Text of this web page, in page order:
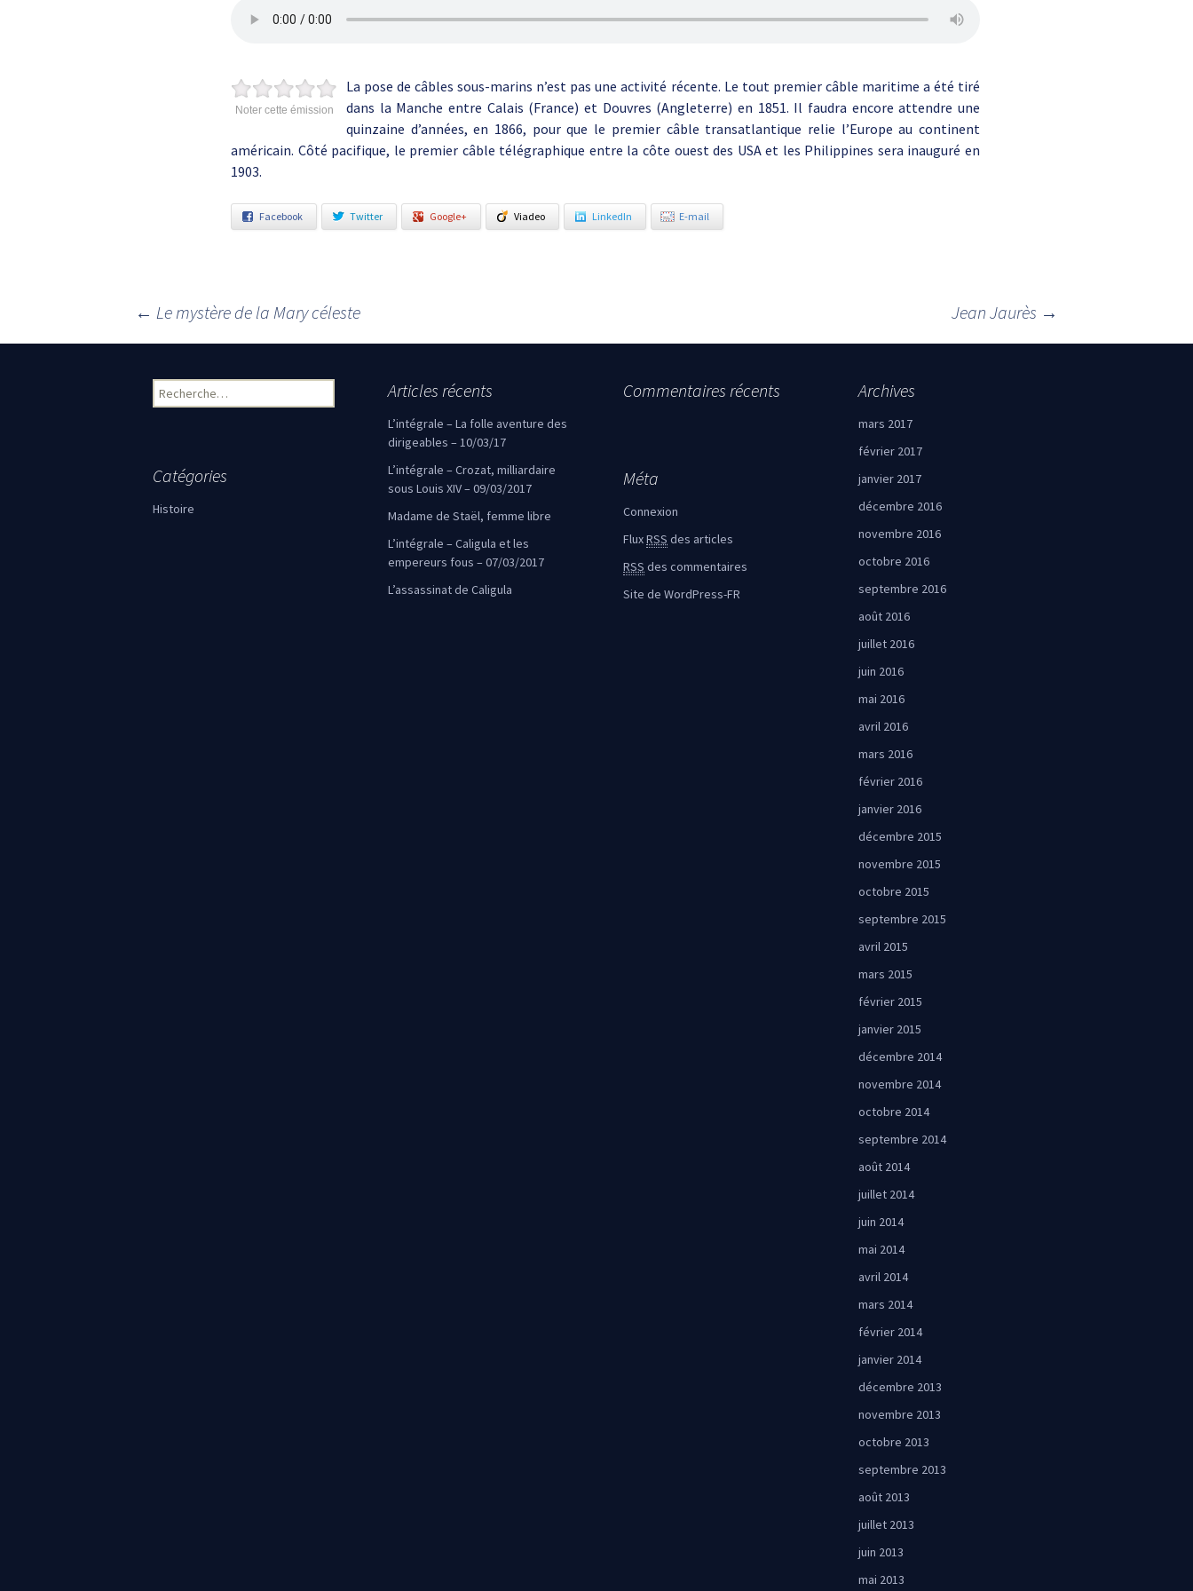
Noter cette émission
La pose de câbles sous-marins n’est pas une activité récente. Le tout premier câble maritime a été tiré
dans la Manche entre Calais (France) et Douvres (Angleterre) en 1851. Il faudra encore attendre une
quinzaine d’années, en 1866, pour que le premier câble transatlantique relie l’Europe au continent
américain. Côté pacifique, le premier câble télégraphique entre la côte ouest des USA et les Philippines sera inauguré en
1903.
Facebook Twitter Google+ Viadeo LinkedIn E-mail
Navigation des articles
← Le mystère de la Mary céleste Jean Jaurès →
Rechercher : Articles récents
L’intégrale – La folle aventure des
dirigeables – 10/03/17
L’intégrale – Crozat, milliardaire
sous Louis XIV – 09/03/2017
Madame de Staël, femme libre
L’intégrale – Caligula et les
empereurs fous – 07/03/2017
L’assassinat de Caligula
Commentaires récents Archives
mars 2017
février 2017
janvier 2017
décembre 2016
novembre 2016
octobre 2016
septembre 2016
août 2016
juillet 2016
juin 2016
mai 2016
avril 2016
mars 2016
février 2016
janvier 2016
décembre 2015
novembre 2015
octobre 2015
septembre 2015
avril 2015
mars 2015
février 2015
janvier 2015
décembre 2014
novembre 2014
octobre 2014
septembre 2014
août 2014
juillet 2014
juin 2014
mai 2014
avril 2014
mars 2014
février 2014
janvier 2014
décembre 2013
novembre 2013
octobre 2013
septembre 2013
août 2013
juillet 2013
juin 2013
mai 2013
Catégories
Histoire
Méta
Connexion
FluxRSS des articles
RSS des commentaires
Site de WordPress-FR